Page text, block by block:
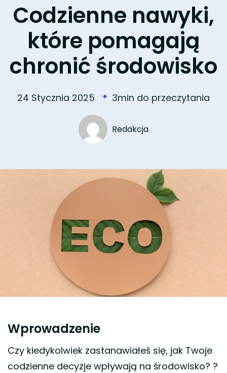
Codzienne nawyki,
które pomagają
chronić środowisko
24 Stycznia 2025 3min do przeczytania
Redakcja
Wprowadzenie
Czy kiedykolwiek zastanawiałeś się, jak Twoje
codzienne decyzje wpływają na środowisko? ?